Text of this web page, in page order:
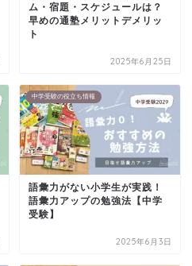
ム・宿題・スケジュールは？
早めの通塾メリットデメリッ
ト
2025年6月25日
中学受験の役立ち情報
語彙力がない小学生が実践！
語彙力アップの勉強法【中学
受験】
2025年6月3日